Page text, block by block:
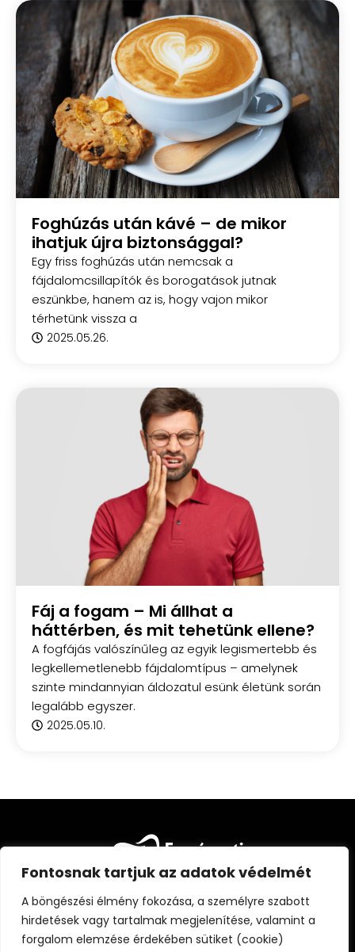
Fontosnak tartjuk az adatok védelmét
A böngészési élmény fokozása, a személyre szabott
hirdetések vagy tartalmak megjelenítése, valamint a
forgalom elemzése érdekében sütiket (cookie)
Foghúzás után kávé – de mikor
ihatjuk újra biztonsággal?
Egy friss foghúzás után nemcsak a
fájdalomcsillapítók és borogatások jutnak
eszünkbe, hanem az is, hogy vajon mikor
térhetünk vissza a
2025.05.26.
Fáj a fogam – Mi állhat a
háttérben, és mit tehetünk ellene?
A fogfájás valószínűleg az egyik legismertebb és
legkellemetlenebb fájdalomtípus – amelynek
szinte mindannyian áldozatul esünk életünk során
legalább egyszer.
2025.05.10.
FŐOLDAL CIKKEK FOGÁSZATI KISOKOS